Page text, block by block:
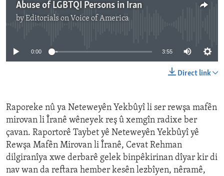
Abuse of LGBTQI Persons in Iran
byEditorials on Voice of America
0:00 3:55
Direct link
Raporeke nû ya Neteweyên Yekbûyî li ser rewşa mafên
mirovan li Îranê wêneyek reş û xemgîn radixe ber
çavan. Raportorê Taybet yê Neteweyên Yekbûyî yê
Rewşa Mafên Mirovan li Îranê, Cevat Rehman
dilgiranîya xwe derbarê gelek binpêkirinan dîyar kir di
nav wan da reftara hember kesên lezbîyen, nêramê,